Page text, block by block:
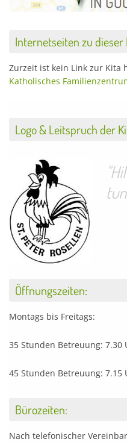
Internetseiten zu dieser
Zurzeit ist kein Link zur Kita
Katholisches
Logo & Leitspruch der
Öffnungszeiten:
Montags bis Freitags:
35 Stunden Betreuung: 7.30
45 Stunden Betreuung: 7.15
Bürozeiten:
Nach telefonischer